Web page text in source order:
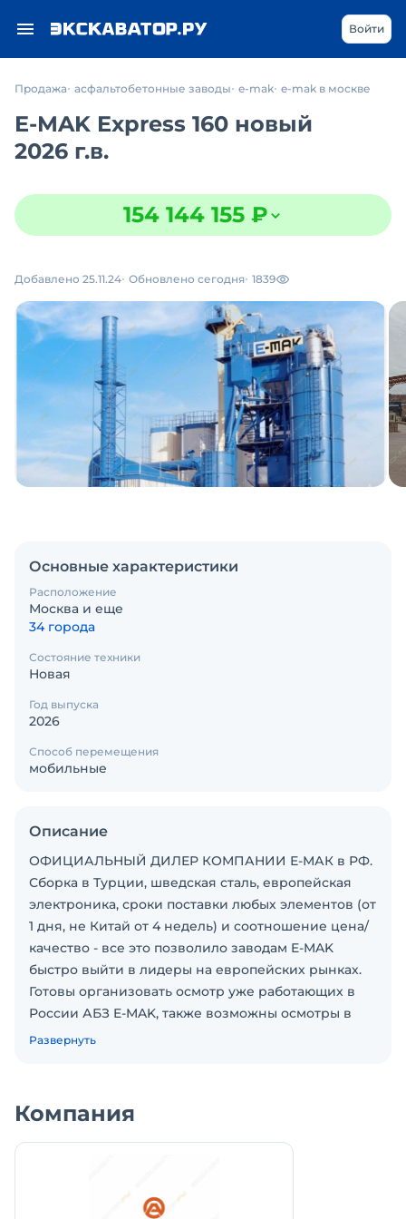
Войти
Продажа асфальтобетонные заводы e-mak e-mak в москве
E-MAK Express 160 новый
2026 г.в.
154 144 155 ₽
Добавлено 25.11.24 Обновлено сегодня 1839
Основные характеристики
Расположение
Москва и еще
34 города
Состояние техники
Новая
Год выпуска
2026
Способ перемещения
мобильные
Описание
ОФИЦИАЛЬНЫЙ ДИЛЕР КОМПАНИИ Е-МАК в РФ.
Сборка в Турции, шведская сталь, европейская
электроника, сроки поставки любых элементов (от
1 дня, не Китай от 4 недель) и соотношение цена/
качество - все это позволило заводам E-MAK
быстро выйти в лидеры на европейских рынках.
Готовы организовать осмотр уже работающих в
России АБЗ E-MAK, также возможны осмотры в
Турции и Европе.
ЦИКЛИЧЕСКОГО ТИПА
E-MAK ТИПА EXPRESS EAP 166 FUM
- ТИП: E EXPRESS 166 FUM. Полумобильный, с
Развернуть
Компания